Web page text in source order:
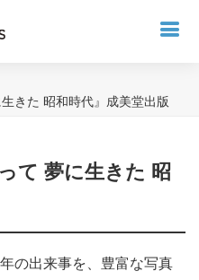
きた 昭和時代』成美堂出版
て 夢に生きた 昭
の出来事を、豊富な写真